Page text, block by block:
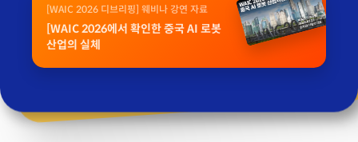
[WAIC 2026 디브리핑] 웨비나 강연 자료
[WAIC 2026에서 확인한 중국 AI 로봇
산업의 실체